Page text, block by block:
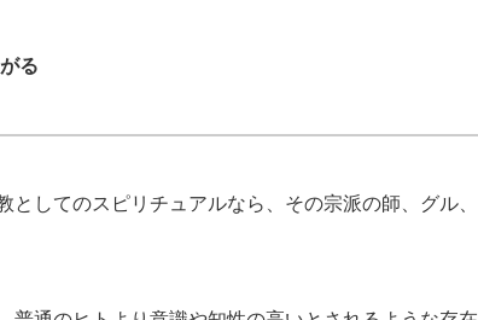
る
としてのスピリチュアルなら、その宗派の師、グル、